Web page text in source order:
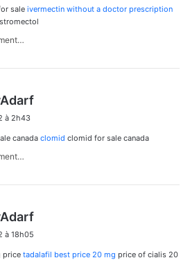
:
sale ivermectin without a doctor prescription
à 2h43
canada clomid clomid for sale canada
à 18h05
price tadalafil best price 20 mg price of cialis 20